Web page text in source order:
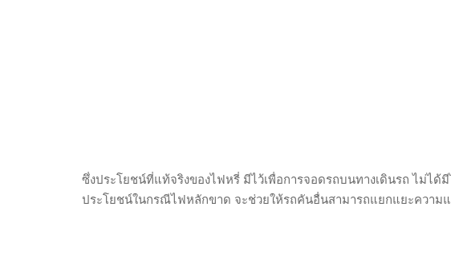
ซึ่งประโยชน์ที่แท้จริงของไฟหรี่ มีไว้เพื่อการจอดรถบนทางเดินรถ ไม่ได้
ประโยชน์ในกรณีไฟหลักขาด จะช่วยให้รถคันอื่นสามารถแยกแยะความ